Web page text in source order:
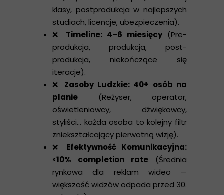
klasy, postprodukcja w najlepszych
studiach, licencje, ubezpieczenia).
❌ Timeline: 4–6 miesięcy(Pre-
produkcja, produkcja, post-
produkcja, niekończące się
iteracje).
❌ Zasoby Ludzkie: 40+ osób na
planie (Reżyser, operator,
oświetleniowcy, dźwiękowcy,
styliści... każda osoba to kolejny filtr
zniekształcający pierwotną wizję).
❌ Efektywność Komunikacyjna:
<10% completion rate (Średnia
rynkowa dla reklam wideo —
większość widzów odpada przed 30.